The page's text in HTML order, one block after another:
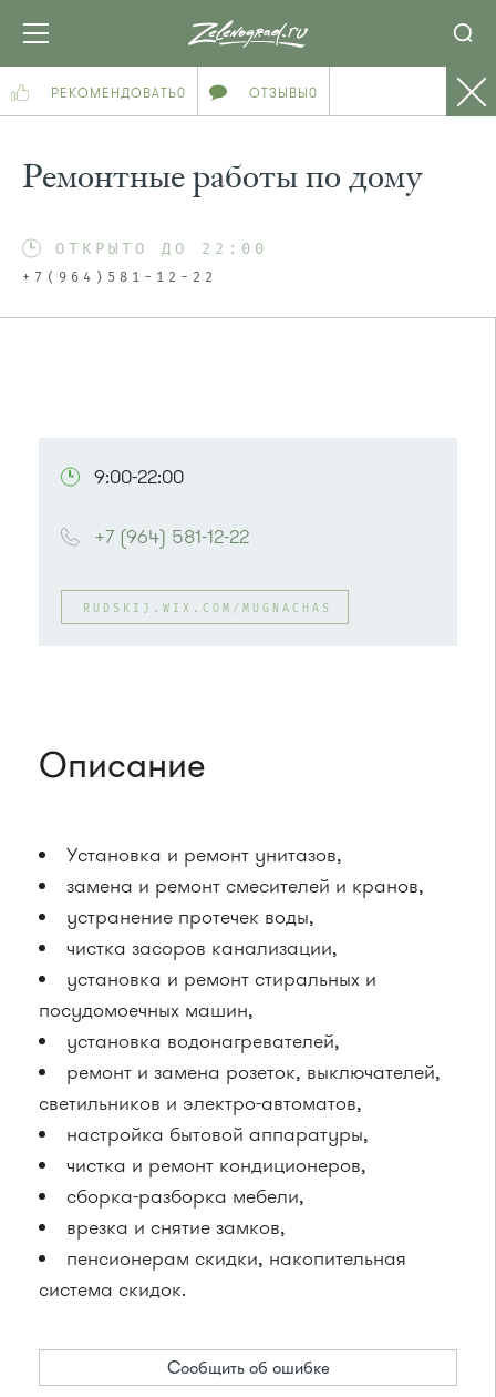
РЕКОМЕНДОВАТЬ0 ОТЗЫВЫ0
Ремонтные работы по дому
ОТКРЫТО ДО 22:00
+7(964)581-12-22
9:00-22:00
+7 (964) 581-12-22
RUDSKIJ.WIX.COM/MUGNACHAS
Описание
Установка и ремонт унитазов,
замена и ремонт смесителей и кранов,
устранение протечек воды,
чистка засоров канализации,
установка и ремонт стиральных и
посудомоечных машин,
установка водонагревателей,
ремонт и замена розеток, выключателей,
светильников и электро-автоматов,
настройка бытовой аппаратуры,
чистка и ремонт кондиционеров,
сборка-разборка мебели,
врезка и снятие замков,
пенсионерам скидки, накопительная
система скидок.
Сообщить об ошибке